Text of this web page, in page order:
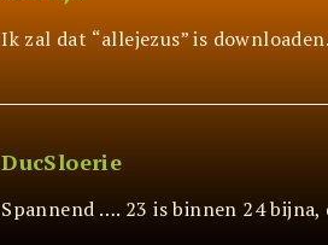
Ik zal dat “allejezus” is downloaden.
DucSloerie
Spannend …. 23 is binnen 24